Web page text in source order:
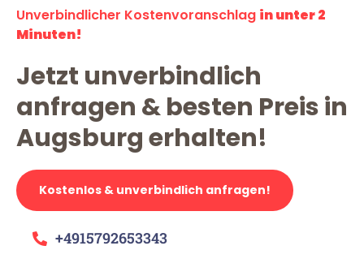
Unverbindlicher Kostenvoranschlag in unter 2
Minuten!
Jetzt unverbindlich
anfragen & besten Preis in
Augsburg erhalten!
Kostenlos & unverbindlich anfragen!
+4915792653343